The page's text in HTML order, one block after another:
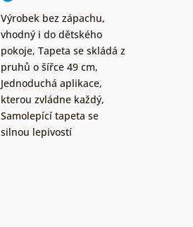
Výrobek bez zápachu,
vhodný i do dětského
pokoje, Tapeta se skládá z
pruhů o šířce 49 cm,
Jednoduchá aplikace,
kterou zvládne každý,
Samolepící tapeta se
silnou lepivostí